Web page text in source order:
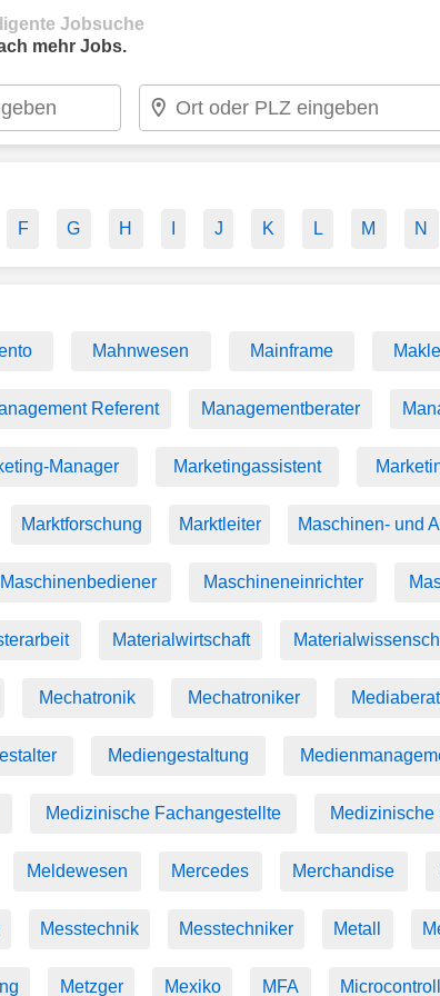
Jobsuche
mehr Jobs.
F G H J K L M N
Mahnwesen Mainframe
Referent Managementberater
Manager Marketingassistent
Marktforschung Marktleiter Maschinen- und
Maschinenbediener Maschineneinrichter
Materialwirtschaft
Mechatronik Mechatroniker
Mediengestaltung
Medizinische Fachangestellte Medizinische
Meldewesen Mercedes Merchandise
Messtechnik Messtechniker Metall
Metzger Mexiko MFA